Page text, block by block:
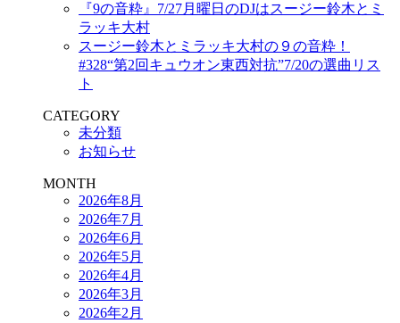
『9の音粋』7/27月曜日のDJはスージー鈴木とミ
ラッキ大村
スージー鈴木とミラッキ大村の９の音粋！
#328“第2回キュウオン東西対抗”7/20の選曲リス
ト
CATEGORY
未分類
お知らせ
MONTH
2026年8月
2026年7月
2026年6月
2026年5月
2026年4月
2026年3月
2026年2月